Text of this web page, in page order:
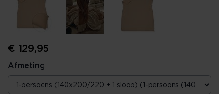
€ 129,95
Afmeting